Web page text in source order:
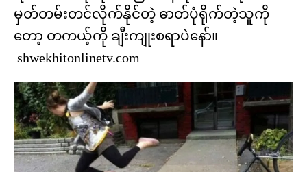
မှတ်တမ်းတင်လိုက်နိုင်တဲ့ ဓာတ်ပုံရိုက်တဲ့သူကို
တော့ တကယ့်ကို ချီးကျုးစရာပဲနော်။
shwekhitonlinetv.com